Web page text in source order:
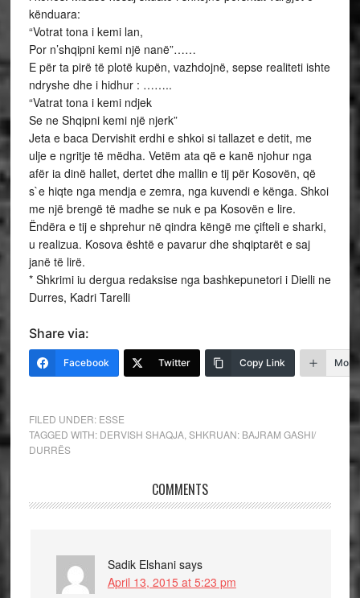
kënduara:
“Votrat tona i kemi lan,
Por n’shqipni kemi një nanë”……
E për ta pirë të plotë kupën, vazhdojnë, sepse realiteti ishte
ndryshe dhe i hidhur : ……..
“Vatrat tona i kemi ndjek
Se ne Shqipni kemi një njerk”
Jeta e baca Dervishit erdhi e shkoi si tallazet e detit, me
ulje e ngritje të mëdha. Vetëm ata që e kanë njohur nga
afër ia dinë hallet, dertet dhe mallin e tij për Kosovën, që
s`e hiqte nga mendja e zemra, nga kuvendi e kënga. Shkoi
me një brengë të madhe se nuk e pa Kosovën e lire.
Ëndëra e tij e shprehur në qindra këngë me çifteli e sharki,
u realizua. Kosova është e pavarur dhe shqiptarët e saj
janë të lirë.
* Shkrimi iu dergua redaksise nga bashkepunetori i Dielli ne
Durres, Kadri Tarelli
Share via:
Facebook Twitter Copy Link More
FILED UNDER: ESSE
TAGGED WITH: DERVISH SHAQJA, SHKRUAN: BAJRAM GASHI/
DURRËS
COMMENTS
Sadik Elshani says
April 13, 2015 at 5:23 pm